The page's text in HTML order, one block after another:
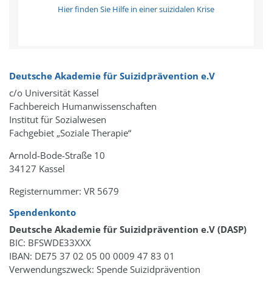
Hier finden Sie Hilfe in einer suizidalen Krise
Deutsche Akademie für Suizidprävention e.V
c/o Universität Kassel
Fachbereich Humanwissenschaften
Institut für Sozialwesen
Fachgebiet „Soziale Therapie“
Arnold-Bode-Straße 10
34127 Kassel
Registernummer: VR 5679
Spendenkonto
Deutsche Akademie für Suizidprävention e.V (DASP)
BIC: BFSWDE33XXX
IBAN: DE75 37 02 05 00 0009 47 83 01
Verwendungszweck: Spende Suizidprävention